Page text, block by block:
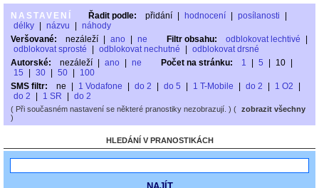
NASTAVENÍ Řadit podle: přidání hodnocení posílanosti
délky
názvu
náhody
Veršované:
nezáleží ano ne Filtr obsahu: odblokovat lechtivé
odblokovat sprosté
odblokovat nechutné
odblokovat drsné
Autorské:
nezáleží ano ne Počet na stránku: 1 5 10
15
30 50
100
SMS filtr:
ne 1 Vodafone do 2 do 5 1 T-Mobile do 2 1 O2
do 2
1 SR do 2
( Při současném nastavení se některé pranostiky nezobrazují. ) ( zobrazit všechny
)
HLEDÁNÍ V PRANOSTIKÁCH